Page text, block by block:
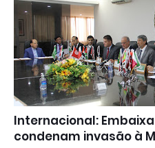
Internacional:
condenam invasão à